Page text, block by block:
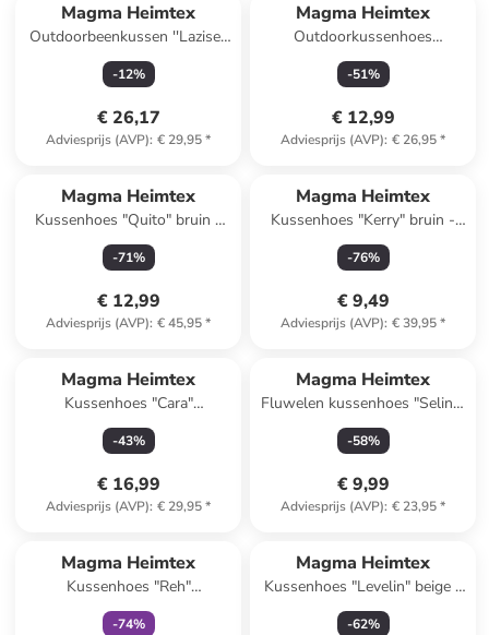
Magma Heimtex
Outdoorbeenkussen ''Lazise''
groen - (L)22 x (B)42 cm
-12%
€ 26,17
Adviesprijs (AVP): € 29,95*
Magma Heimtex
Outdoorkussenhoes
"Portofino" grijs - (L)40 x
(B)40 cm
-51%
€ 12,99
Adviesprijs (AVP): € 26,95*
Magma Heimtex
Kussenhoes "Quito" bruin -
(L)45 x (B)45 cm
-71%
€ 12,99
Adviesprijs (AVP): € 45,95*
Magma Heimtex
Kussenhoes "Kerry" bruin -
(L)50 x (B)50 cm
-76%
€ 9,49
Adviesprijs (AVP): € 39,95*
Magma Heimtex
Kussenhoes "Cara"
meerkleurig - (L)40 x (B)60 cm
-43%
€ 16,99
Adviesprijs (AVP): € 29,95*
Magma Heimtex
Fluwelen kussenhoes "Selina"
groen - (L)40 x (B)40 cm
-58%
€ 9,99
Adviesprijs (AVP): € 23,95*
Magma Heimtex
Kussenhoes "Reh"
meerkleurig - (L)45 x (B)45 cm
-74%
Magma Heimtex
Kussenhoes "Levelin" beige -
(L)50 x (B)50 cm
-62%